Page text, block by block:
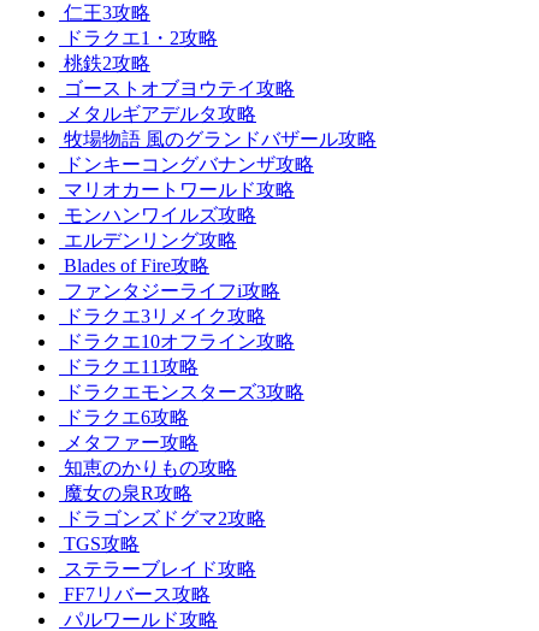
仁王3攻略
ドラクエ1・2攻略
桃鉄2攻略
ゴーストオブヨウテイ攻略
メタルギアデルタ攻略
牧場物語 風のグランドバザール攻略
ドンキーコングバナンザ攻略
マリオカートワールド攻略
モンハンワイルズ攻略
エルデンリング攻略
Blades of Fire攻略
ファンタジーライフi攻略
ドラクエ3リメイク攻略
ドラクエ10オフライン攻略
ドラクエ11攻略
ドラクエモンスターズ3攻略
ドラクエ6攻略
メタファー攻略
知恵のかりもの攻略
魔女の泉R攻略
ドラゴンズドグマ2攻略
TGS攻略
ステラーブレイド攻略
FF7リバース攻略
パルワールド攻略